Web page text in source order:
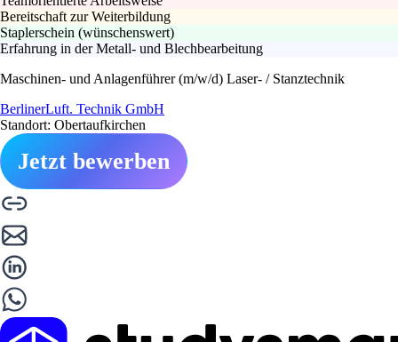
Bereitschaft zur Weiterbildung
Staplerschein (wünschenswert)
Erfahrung in der Metall- und Blechbearbeitung
Maschinen- und Anlagenführer (m/w/d) Laser- / Stanztechnik
BerlinerLuft. Technik GmbH
Standort: Obertaufkirchen
Jetzt bewerben